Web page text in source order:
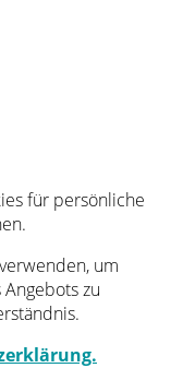
für persönliche
um
zu